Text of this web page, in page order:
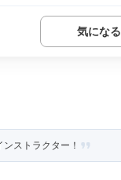
気になる
ストラクター！